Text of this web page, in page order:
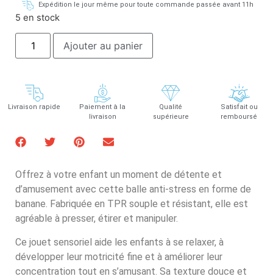
Expédition le jour même pour toute commande passée avant 11h
5 en stock
Ajouter au panier
Livraison rapide
Paiement à la
livraison
Qualité
supérieure
Satisfait ou
remboursé
Offrez à votre enfant un moment de détente et
d’amusement avec cette balle anti-stress en forme de
banane. Fabriquée en TPR souple et résistant, elle est
agréable à presser, étirer et manipuler.
Ce jouet sensoriel aide les enfants à se relaxer, à
développer leur motricité fine et à améliorer leur
concentration tout en s’amusant. Sa texture douce et